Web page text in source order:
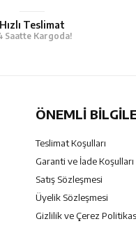
Hızlı Teslimat
Saatte Kargoda!
ÖNEMLI
Teslimat Koşulları
Garanti ve İade Koşulları
Satış Sözleşmesi
Üyelik Sözleşmesi
Gizlilik ve Çerez